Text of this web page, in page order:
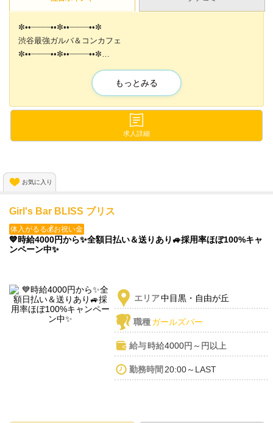
✼••┈┈┈┈••✼••┈┈┈┈••✼
渋谷最強ガルバ＆コンカフェ
✼••┈┈┈┈••✼••┈┈┈┈••✼
エリア屈指の高額バック💕
✨入店祝金あり
✨ノルマなし
ご応募お待ちしております
もっとみる
求人詳細
お気に入り
Girl's Bar BLISS ブリス
体入がるる💰お祝い金
💙時給4000円から✨全額日払い＆送りあり🚙採用率ほぼ100%キャ
ンペーン中✨
エリア中目黒・自由が丘
職種ガールズバー
給与時給4000円～円以上
勤務時間 20:00～LAST